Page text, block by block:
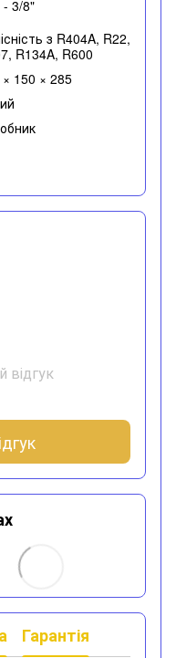
- 3/8"
з R404A, R22,
R134A, R600
150 × 285
відгук
Гарантія